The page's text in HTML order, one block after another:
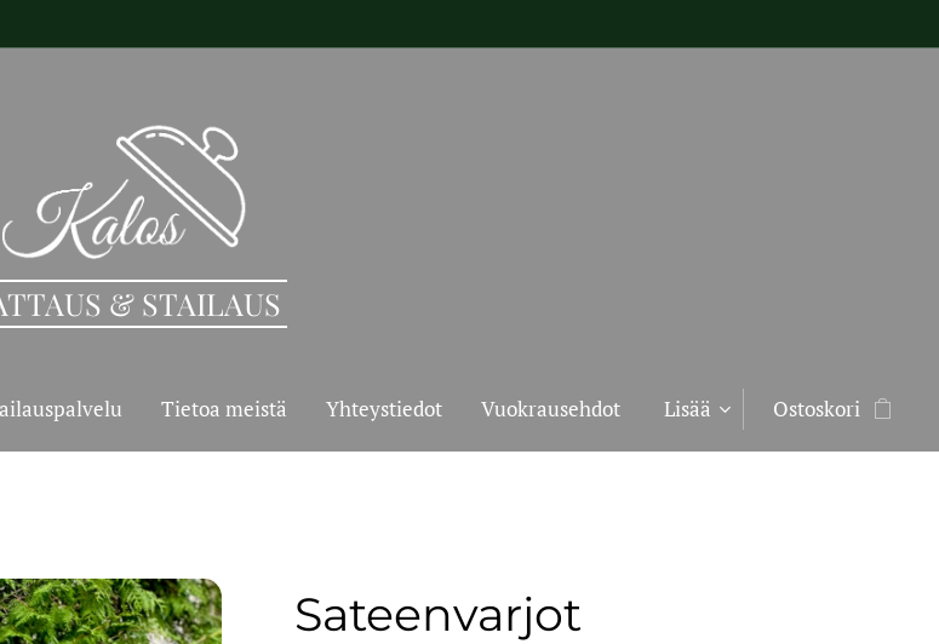
& STAILAUS
Tietoa meistä Yhteystiedot Vuokrausehdot Lisää Ostoskori
Sateenvarjot